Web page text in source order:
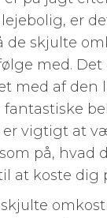
er
de skjulte
med.
med af den
fantastiske
er vigtigt at
på, hvad
at koste dig
skjulte